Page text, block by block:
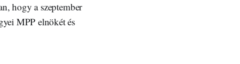
hogy a szeptember
MPP elnökét és